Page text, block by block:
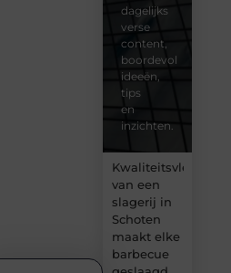
dagelijks
verse
content,
boordevol
ideeën,
tips
en
inzichten.
Kwaliteitsvlees
van een
slagerij in
Schoten
maakt elke
barbecue